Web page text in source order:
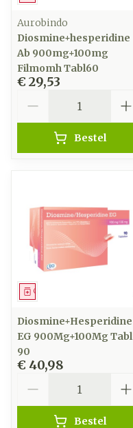
Aurobindo
Diosmine+hesperidine
Ab 900mg+100mg
Filmomh Tabl60
€ 29,53
Bestel
Geneesmiddel
Diosmine+Hesperidine
EG 900Mg+100Mg Tabl
90
€ 40,98
Bestel